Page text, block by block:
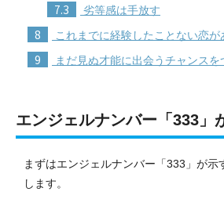
7.3 劣等感は手放す
8 これまでに経験したことない恋が
9 まだ見ぬ才能に出会うチャンスを
エンジェルナンバー「333」
まずはエンジェルナンバー「333」が示
します。